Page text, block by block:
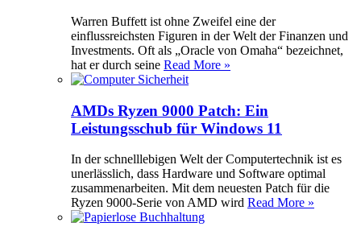
Warren Buffett ist ohne Zweifel eine der
einflussreichsten Figuren in der Welt der Finanzen und
Investments. Oft als „Oracle von Omaha“ bezeichnet,
hat er durch seine Read More »
AMDs Ryzen 9000 Patch: Ein
Leistungsschub für Windows 11
In der schnelllebigen Welt der Computertechnik ist es
unerlässlich, dass Hardware und Software optimal
zusammenarbeiten. Mit dem neuesten Patch für die
Ryzen 9000-Serie von AMD wird Read More »